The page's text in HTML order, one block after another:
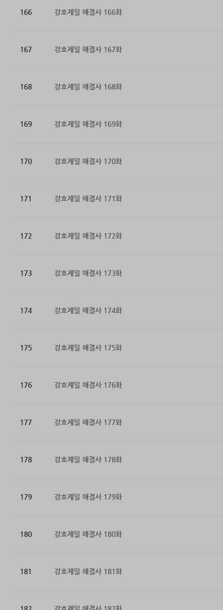
166 강호제일 해결사 166화
167 강호제일 해결사 167화
168 강호제일 해결사 168화
169 강호제일 해결사 169화
170 강호제일 해결사 170화
171 강호제일 해결사 171화
172 강호제일 해결사 172화
173 강호제일 해결사 173화
174 강호제일 해결사 174화
175 강호제일 해결사 175화
176 강호제일 해결사 176화
177 강호제일 해결사 177화
178 강호제일 해결사 178화
179 강호제일 해결사 179화
180 강호제일 해결사 180화
181 강호제일 해결사 181화